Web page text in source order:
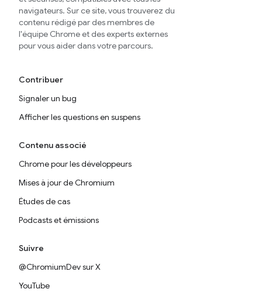
navigateurs. Sur ce site, vous trouverez du
contenu rédigé par des membres de
l'équipe Chrome et des experts externes
pour vous aider dans votre parcours.
Contribuer
Signaler un bug
Afficher les questions en suspens
Contenu associé
Chrome pour les développeurs
Mises à jour de Chromium
Études de cas
Podcasts et émissions
Suivre
@ChromiumDev sur X
YouTube